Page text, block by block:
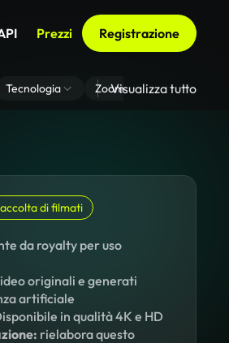
Prezzi Registrazione
Tecnologia Zoom Di Sfondo Virtuale
Visualizza tutto
di filmati
da royalty per uso
originali e generati
artificiale
in qualità 4K e HD
rielabora questo